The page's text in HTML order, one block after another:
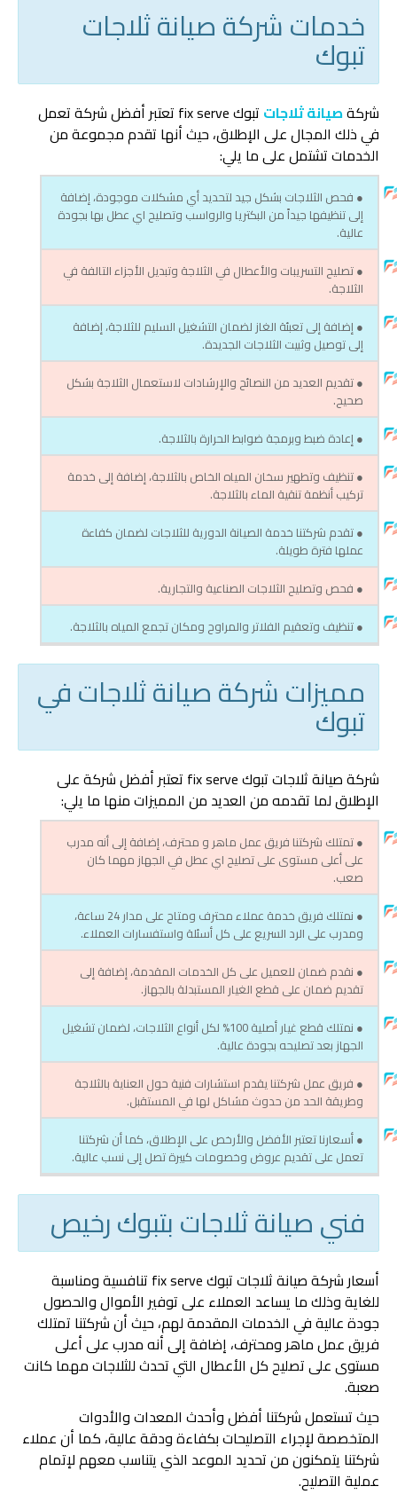
خدمات شركة صيانة ثلاجات
تبوك
شركةصيانة ثلاجات
تبوك fix serve تعتبر أفضل شركة تعمل
في ذلك المجال على الإطلاق، حيث أنها تقدم مجموعة من
الخدمات تشتمل على ما يلي:
● فحص الثلاجات بشكل جيد لتحديد أي مشكلات موجودة، إضافة
إلى تنظيفها جيداً من البكتريا والرواسب وتصليح اي عطل بها بجودة
عالية.
● تصليح التسريبات والأعطال في الثلاجة وتبديل الأجزاء التالفة في
الثلاجة.
● إضافة إلى تعبئة الغاز لضمان التشغيل السليم للثلاجة، إضافة
إلى توصيل وثبيت الثلاجات الجديدة.
● تقديم العديد من النصائح والإرشادات لاستعمال الثلاجة بشكل
صحيح.
● إعادة ضبط وبرمجة ضوابط الحرارة بالثلاجة.
● تنظيف وتطهير سخان المياه الخاص بالثلاجة، إضافة إلى خدمة
تركيب أنظمة تنقية الماء بالثلاجة.
● تقدم شركتنا خدمة الصيانة الدورية للثلاجات لضمان كفاءة
عملها فترة طويلة.
● فحص وتصليح الثلاجات الصناعية والتجارية.
● تنظيف وتعقيم الفلاتر والمراوح ومكان تجمع المياه بالثلاجة.
مميزات شركة صيانة ثلاجات في
تبوك
شركة صيانة ثلاجات تبوك fix serve تعتبر أفضل شركة على
الإطلاق لما تقدمه من العديد من المميزات منها ما يلي:
● تمتلك شركتنا فريق عمل ماهر و محترف، إضافة إلى أنه مدرب
على أعلى مستوى على تصليح اي عطل في الجهاز مهما كان
صعب.
● نمتلك فريق خدمة عملاء محترف ومتاح على مدار 24 ساعة،
ومدرب على الرد السريع على كل أسئلة واستفسارات العملاء.
● نقدم ضمان للعميل على كل الخدمات المقدمة، إضافة إلى
تقديم ضمان على قطع الغيار المستبدلة بالجهاز.
● نمتلك قطع غيار أصلية 100% لكل أنواع الثلاجات، لضمان تشغيل
الجهاز بعد تصليحه بجودة عالية.
● فريق عمل شركتنا يقدم استشارات فنية حول العناية بالثلاجة
وطريقة الحد من حدوث مشاكل لها في المستقبل.
● أسعارنا تعتبر الأفضل والأرخص على الإطلاق، كما أن شركتنا
تعمل على تقديم عروض وخصومات كبيرة تصل إلى نسب عالية.
فني صيانة ثلاجات بتبوك رخيص
أسعار شركة صيانة ثلاجات تبوك fix serve تنافسية ومناسبة
للغاية وذلك ما يساعد العملاء على توفير الأموال والحصول
جودة عالية في الخدمات المقدمة لهم، حيث أن شركتنا تمتلك
فريق عمل ماهر ومحترف، إضافة إلى أنه مدرب على أعلى
مستوى على تصليح كل الأعطال التي تحدث للثلاجات مهما كانت
صعبة.
حيث تستعمل شركتنا أفضل وأحدث المعدات والأدوات
المتخصصة لإجراء التصليحات بكفاءة ودقة عالية، كما أن عملاء
شركتنا يتمكنون من تحديد الموعد الذي يتناسب معهم لإتمام
عملية التصليح.